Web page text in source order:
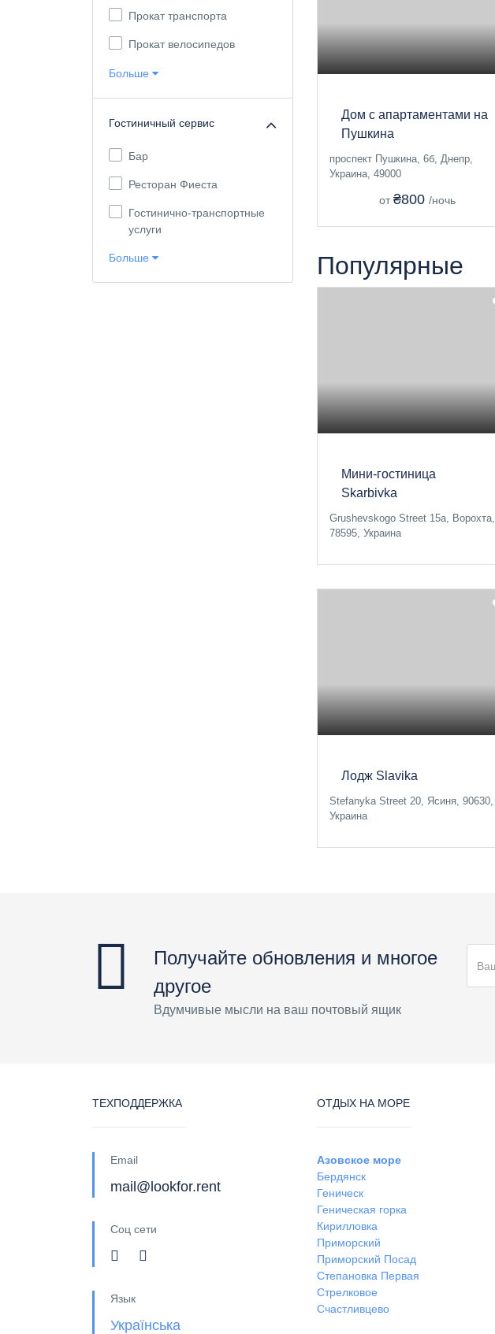
Прокат транспорта
Прокат велосипедов
Больше
Гостиничный сервис
Бар
Ресторан Фиеста
Гостинично-транспортные
услуги
Больше
Дом с апартаментами на
Пушкина
проспект Пушкина, 6б, Днепр,
Украина, 49000
от ₴800 /ночь
Популярные
Мини-гостиница
Skarbivka
Grushevskogo Street 15a, Ворохта,
78595, Украина
Лодж Slavika
Stefanyka Street 20, Ясиня, 90630,
Украина
Получайте обновления и многое
другое
Вдумчивые мысли на ваш почтовый ящик
ТЕХПОДДЕРЖКА
Email
mail@lookfor.rent
Соц сети
Язык
Українська
ОТДЫХ НА МОРЕ
Азовское море
Бердянск
Геническ
Геническая горка
Кирилловка
Приморский
Приморский Посад
Степановка Первая
Стрелковое
Счастливцево